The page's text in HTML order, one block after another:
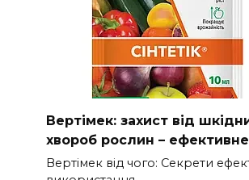
Вертімек: захист від
хвороб рослин –
Вертімек від чого: Секрети